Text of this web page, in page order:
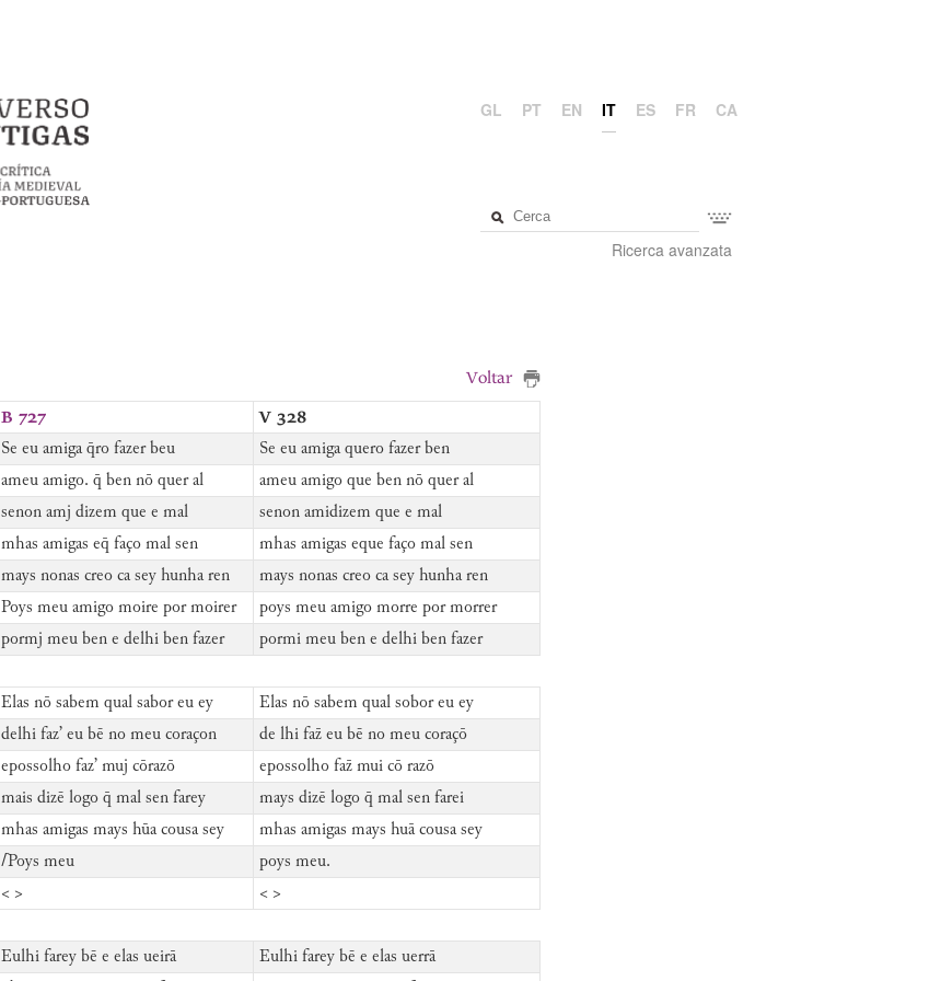
GL PT EN IT ES FR CA
Ricerca avanzata
Voltar
B 727
V 328
Se eu amiga q̄ro fazer beu Se eu amiga quero fazer ben
ameu amigo. q̄ ben nō quer al ameu amigo que ben nō quer al
senon amj dizem que e mal senon amidizem que e mal
mhas amigas eq̄ faço mal sen mhas amigas eque faço mal sen
mays nonas creo ca sey hunha ren mays nonas creo ca sey hunha ren
Poys meu amigo moire por moirer poys meu amigo morre por morrer
pormj meu ben e delhi ben fazer pormi meu ben e delhi ben fazer
Elas nō sabem qual sabor eu ey Elas nō sabem qual sobor eu ey
delhi faz’ eu bē no meu coraçon de lhi faz̄ eu bē no meu coraçō
epossolho faz’ muj cōrazō epossolho faz̄ mui cō razō
mais dizē logo q̄ mal sen farey mays dizē logo q̄ mal sen farei
mhas amigas mays hūa cousa sey mhas amigas mays huā cousa sey
⌈Poys meu poys meu.
< > < >
Eulhi farey bē e elas ueirā Eulhi farey bē e elas uerrā